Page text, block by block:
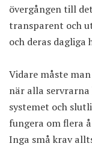
övergången till
transparent och
och deras dagliga
Vidare måste
när alla
systemet och
fungera om flera
Inga små krav